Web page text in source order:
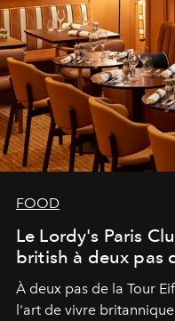
FOOD
Le Lordy's Paris
british à deux pas
À deux pas de la Tour
l'art de vivre